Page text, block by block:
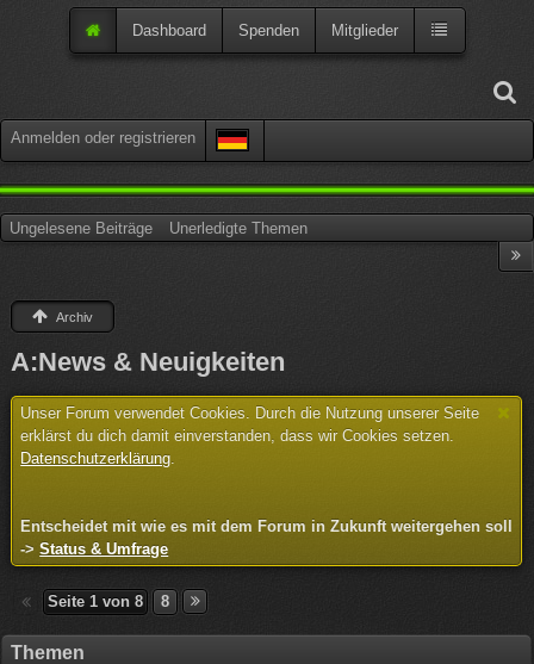
Anmelden oder registrieren
Dashboard Spenden Mitglieder
Ungelesene Beiträge Unerledigte Themen
Archiv
A:News & Neuigkeiten
Unser Forum verwendet Cookies. Durch die Nutzung unserer Seite
erklärst du dich damit einverstanden, dass wir Cookies setzen.
Datenschutzerklärung.
Entscheidet mit wie es mit dem Forum in Zukunft weitergehen soll
->Status & Umfrage
Seite 1 von 8 8
Themen